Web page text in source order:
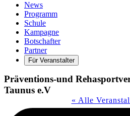
News
Programm
Schule
Kampagne
Botschafter
Partner
Für Veranstalter
Präventions-und
Taunus e.V
« Alle